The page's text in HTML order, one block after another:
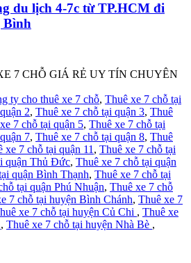
du lịch 4-7c từ TP.HCM đi
Bình
7 CHỖ GIÁ RẺ UY TÍN CHUYÊN
ty cho thuê xe 7 chỗ, Thuê xe 7 chỗ tại
2, Thuê xe 7 chỗ tại quận 3, Thuê
7 chỗ tại quận 5, Thuê xe 7 chỗ tại
7, Thuê xe 7 chỗ tại quận 8, Thuê
xe 7 chỗ tại quận 11 , Thuê xe 7 chỗ tại
quận Thủ Đức, Thuê xe 7 chỗ tại quận
quận Bình Thạnh, Thuê xe 7 chỗ tại
tại quận Phú Nhuận, Thuê xe 7 chỗ
7 chỗ tại huyện Bình Chánh, Thuê xe 7
xe 7 chỗ tại huyện Củ Chi , Thuê xe
, Thuê xe 7 chỗ tại huyện Nhà Bè ,